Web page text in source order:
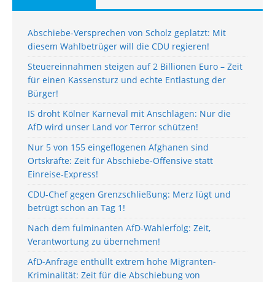
Abschiebe-Versprechen von Scholz geplatzt: Mit
diesem Wahlbetrüger will die CDU regieren!
Steuereinnahmen steigen auf 2 Billionen Euro – Zeit
für einen Kassensturz und echte Entlastung der
Bürger!
IS droht Kölner Karneval mit Anschlägen: Nur die
AfD wird unser Land vor Terror schützen!
Nur 5 von 155 eingeflogenen Afghanen sind
Ortskräfte: Zeit für Abschiebe-Offensive statt
Einreise-Express!
CDU-Chef gegen Grenzschließung: Merz lügt und
betrügt schon an Tag 1!
Nach dem fulminanten AfD-Wahlerfolg: Zeit,
Verantwortung zu übernehmen!
AfD-Anfrage enthüllt extrem hohe Migranten-
Kriminalität: Zeit für die Abschiebung von